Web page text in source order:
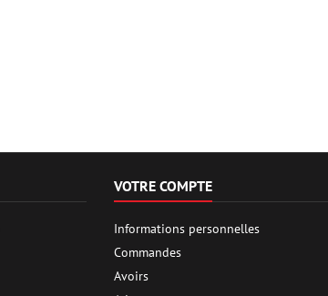
VOTRE COMPTE
Informations personnelles
Commandes
Avoirs